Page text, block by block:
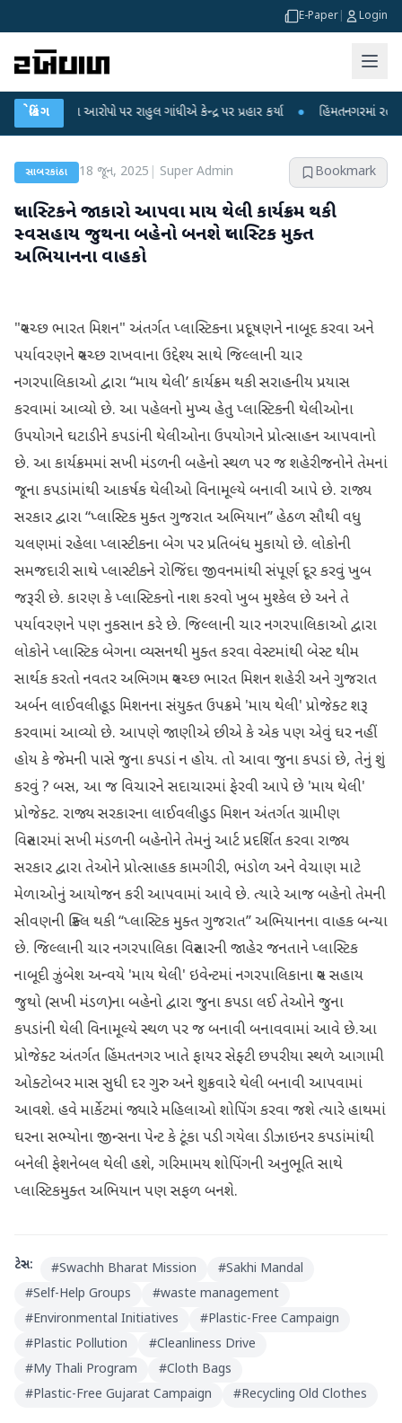
E-Paper Login
બ્રેકિંગ
આરોપો પર રાહુલ ગાંધીએ કેન્દ્ર પર પ્રહાર કર્યા ● હિંમતનગરમાં રહસ્યમય
સાબરકાંઠા 18 જૂન, 2025 Super Admin Bookmark
પ્લાસ્ટિકને જાકારો આપવા માય થેલી કાર્યક્રમ થકી
સ્વસહાય જુથના બહેનો બનશે પ્લાસ્ટિક મુક્ત
અભિયાનના વાહકો
"સ્વચ્છ ભારત મિશન" અંતર્ગત પ્લાસ્ટિકના પ્રદૂષણને નાબૂદ કરવા અને
પર્યાવરણને સ્વચ્છ રાખવાના ઉદ્દેશ્ય સાથે જિલ્લાની ચાર
નગરપાલિકાઓ દ્વારા “માય થેલી’ કાર્યક્રમ થકી સરાહનીય પ્રયાસ
કરવામાં આવ્યો છે. આ પહેલનો મુખ્ય હેતુ પ્લાસ્ટિકની થેલીઓના
ઉપયોગને ઘટાડીને કપડાંની થેલીઓના ઉપયોગને પ્રોત્સાહન આપવાનો
છે. આ કાર્યક્રમમાં સખી મંડળની બહેનો સ્થળ પર જ શહેરીજનોને તેમનાં
જૂના કપડાંમાંથી આકર્ષક થેલીઓ વિનામૂલ્યે બનાવી આપે છે. રાજ્ય
સરકાર દ્વારા ‘‘પ્લાસ્ટિક મુક્ત ગુજરાત અભિયાન’’ હેઠળ સૌથી વધુ
ચલણમાં રહેલા પ્લાસ્ટીકના બેગ પર પ્રતિબંધ મુકાયો છે. લોકોની
સમજદારી સાથે પ્લાસ્ટીકને રોજિંદા જીવનમાંથી સંપૂર્ણ દૂર કરવું ખુબ
જરૂરી છે. કારણ કે પ્લાસ્ટિકનો નાશ કરવો ખુબ મુશ્કેલ છે અને તે
પર્યાવરણને પણ નુકસાન કરે છે. જિલ્લાની ચાર નગરપાલિકાઓ દ્વારા
લોકોને પ્લાસ્ટિક બેગના વ્યસનથી મુક્ત કરવા વેસ્ટમાંથી બેસ્ટ થીમ
સાર્થક કરતો નવતર અભિગમ સ્વચ્છ ભારત મિશન શહેરી અને ગુજરાત
અર્બન લાઈવલીહૂડ મિશનના સંયુક્ત ઉપક્રમે 'માય થેલી' પ્રોજેક્ટ શરૂ
કરવામાં આવ્યો છે. આપણે જાણીએ છીએ કે એક પણ એવું ઘર નહીં
હોય કે જેમની પાસે જુના કપડાં ન હોય. તો આવા જુના કપડાં છે, તેનું શું
કરવું ? બસ, આ જ વિચારને સદાચારમાં ફેરવી આપે છે 'માય થેલી'
પ્રોજેક્ટ. રાજ્ય સરકારના લાઈવલીહુડ મિશન અંતર્ગત ગ્રામીણ
વિસ્તારમાં સખી મંડળની બહેનોને તેમનું આર્ટ પ્રદર્શિત કરવા રાજ્ય
સરકાર દ્વારા તેઓને પ્રોત્સાહક કામગીરી, ભંડોળ અને વેચાણ માટે
મેળાઓનું આયોજન કરી આપવામાં આવે છે. ત્યારે આજ બહેનો તેમની
સીવણની સ્કિલ થકી ‘‘પ્લાસ્ટિક મુક્ત ગુજરાત’’ અભિયાનના વાહક બન્યા
છે. જિલ્લાની ચાર નગરપાલિકા વિસ્તારની જાહેર જનતાને પ્લાસ્ટિક
નાબૂદી ઝુંબેશ અન્વયે 'માય થેલી' ઇવેન્ટમાં નગરપાલિકાના સ્વ સહાય
જુથો (સખી મંડળ)ના બહેનો દ્વારા જુના કપડા લઈ તેઓને જુના
કપડાંની થેલી વિનામૂલ્યે સ્થળ પર જ બનાવી બનાવવામાં આવે છે.આ
પ્રોજેક્ટ અંતર્ગત હિંમતનગર ખાતે ફાયર સેફ્ટી છપરીયા સ્થળે આગામી
ઓક્ટોબર માસ સુધી દર ગુરુ અને શુક્રવારે થેલી બનાવી આપવામાં
આવશે. હવે માર્કેટમાં જ્યારે મહિલાઓ શોપિંગ કરવા જશે ત્યારે હાથમાં
ઘરના સભ્યોના જીન્સના પેન્ટ કે ટૂંકા પડી ગયેલા ડીઝાઇનર કપડાંમાંથી
બનેલી ફેશનેબલ થેલી હશે, ગરિમામય શોપિંગની અનુભૂતિ સાથે
પ્લાસ્ટિકમુક્ત અભિયાન પણ સફળ બનશે.
ટેગ્સ: #Swachh Bharat Mission #Sakhi Mandal
#Self-Help Groups #waste management
#Environmental Initiatives #Plastic-Free Campaign
#Plastic Pollution #Cleanliness Drive
#My Thali Program #Cloth Bags
#Plastic-Free Gujarat Campaign #Recycling Old Clothes